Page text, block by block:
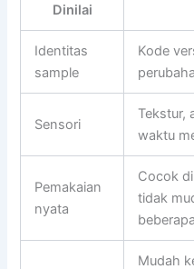
Dinilai
Identitas
sample
Kode
Sensori
Tekstur,
waktu
Pemakaian
nyata
Cocok
tidak
Mudah